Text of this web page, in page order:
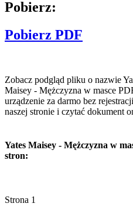
Pobierz:
Pobierz PDF
Zobacz podgląd pliku o nazwie
Maisey - Mężczyzna w masce
urządzenie za darmo bez
naszej stronie i czytać dokument
Yates Maisey - Mężczyzna w
stron: